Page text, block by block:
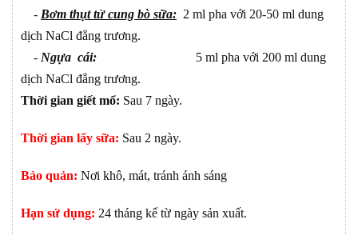
- Bơm thụt tử cung bò sữa: 2 ml pha với 20-50 ml dung
dịch NaCl đẳng trương.
- Ngựa cái:
5 ml pha với 200 ml dung
dịch NaCl đẳng trương.
Thời gian giết mổ: Sau 7 ngày.
Thời gian lấy sữa: Sau 2 ngày.
Bảo quản: Nơi khô, mát, tránh ánh sáng
Hạn sử dụng: 24 tháng kể từ ngày sản xuất.